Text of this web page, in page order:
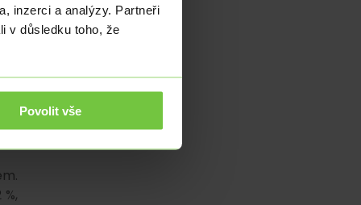
inzerci a analýzy. Partneři
v důsledku toho, že
Povolit vše
a